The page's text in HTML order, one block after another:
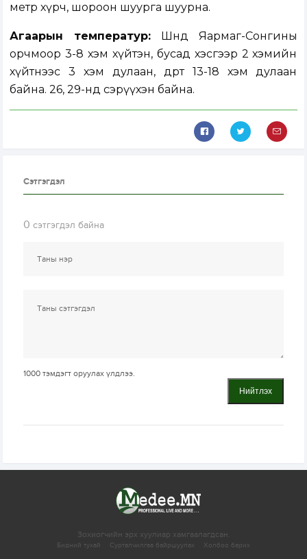
метр хүрч, шороон шуурга шуурна.
Агаарын температур: Шөнөдөө Яармаг-Сонгины
орчмоор 3-8 хэм хүйтэн, бусад хэсгээр 2 хэмийн
хүйтнээс 3 хэм дулаан, өдөртөө 13-18 хэм дулаан
байна. 26, 29-нд сэрүүхэн байна.
Сэтгэгдэл
0 сэтгэгдэл байна
1000 тэмдэгт оруулах үлдлээ.
Нийтлэх
Зохиогчийн эрх хуулиар хамгаалагдсан.
Бидний тухай Сурталчилгаа байршуулах Холбоо барих